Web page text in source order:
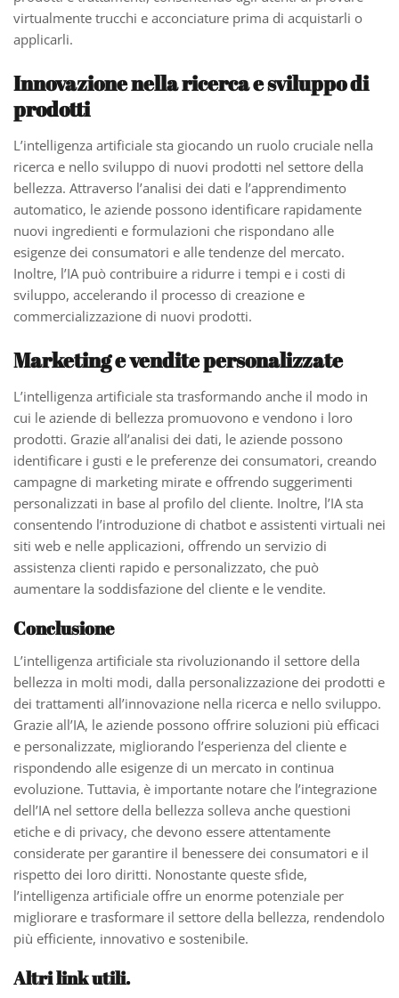
virtualmente trucchi e acconciature prima di acquistarli o
applicarli.
Innovazione nella ricerca e sviluppo di
prodotti
L’intelligenza artificiale sta giocando un ruolo cruciale nella
ricerca e nello sviluppo di nuovi prodotti nel settore della
bellezza. Attraverso l’analisi dei dati e l’apprendimento
automatico, le aziende possono identificare rapidamente
nuovi ingredienti e formulazioni che rispondano alle
esigenze dei consumatori e alle tendenze del mercato.
Inoltre, l’IA può contribuire a ridurre i tempi e i costi di
sviluppo, accelerando il processo di creazione e
commercializzazione di nuovi prodotti.
Marketing e vendite personalizzate
L’intelligenza artificiale sta trasformando anche il modo in
cui le aziende di bellezza promuovono e vendono i loro
prodotti. Grazie all’analisi dei dati, le aziende possono
identificare i gusti e le preferenze dei consumatori, creando
campagne di marketing mirate e offrendo suggerimenti
personalizzati in base al profilo del cliente. Inoltre, l’IA sta
consentendo l’introduzione di chatbot e assistenti virtuali nei
siti web e nelle applicazioni, offrendo un servizio di
assistenza clienti rapido e personalizzato, che può
aumentare la soddisfazione del cliente e le vendite.
Conclusione
L’intelligenza artificiale sta rivoluzionando il settore della
bellezza in molti modi, dalla personalizzazione dei prodotti e
dei trattamenti all’innovazione nella ricerca e nello sviluppo.
Grazie all’IA, le aziende possono offrire soluzioni più efficaci
e personalizzate, migliorando l’esperienza del cliente e
rispondendo alle esigenze di un mercato in continua
evoluzione. Tuttavia, è importante notare che l’integrazione
dell’IA nel settore della bellezza solleva anche questioni
etiche e di privacy, che devono essere attentamente
considerate per garantire il benessere dei consumatori e il
rispetto dei loro diritti. Nonostante queste sfide,
l’intelligenza artificiale offre un enorme potenziale per
migliorare e trasformare il settore della bellezza, rendendolo
più efficiente, innovativo e sostenibile.
Altri link utili.